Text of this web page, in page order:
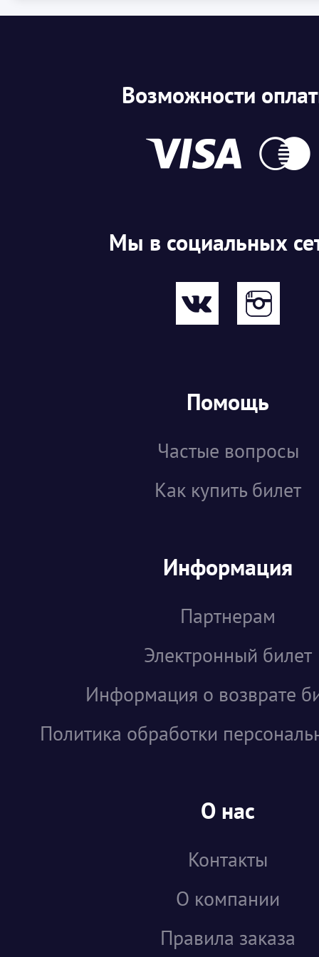
Возможности
Мы в социальных
Помощь
Частые вопросы
Как купить билет
Информация
Партнерам
Электронный билет
Информация о возврате
Политика обработки
О нас
Контакты
О компании
Правила заказа